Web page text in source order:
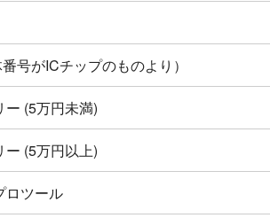
号がICチップのものより）
(5万円未満)
(5万円以上)
ロツール